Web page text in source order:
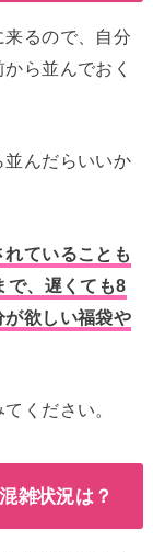
るので、自分
ら並んでおく
並んだらいいか
ていることも
で、遅くても8
が欲しい福袋や
ください。
雑状況は？